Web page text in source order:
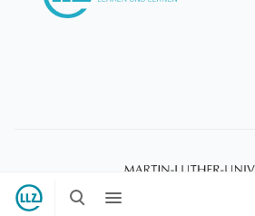
Suche
umschaltenumschalten